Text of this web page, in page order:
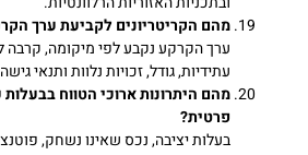
מהם הקריטריונים לקביעת ערך
ערך הקרקע נקבע לפי מיקומה, קרבה
עתידיות, גודל, זכויות נלוות ותנאי
מהם היתרונות ארוכי הטווח
פרטית?
בעלות יציבה, נכס שאינו נשחק,